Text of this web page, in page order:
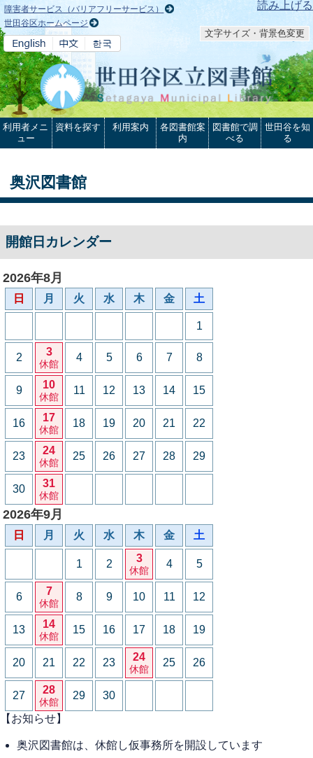
本文へ 読み上げる
障害者サービス（バリアフリーサービス）
世田谷区ホームページ
文字サイズ・背景色変更
利用者メニ
ュー
資料を探す 利用案内
各図書館案
内
図書館で調
べる
世田谷を知
る
奥沢図書館
開館日カレンダー
2026年8月
日 月 火 水 木 金 土
1
2 3
休館
4 5 6 7 8
9 10
休館
11 12 13 14 15
16 17
休館
18 19 20 21 22
23 24
休館
25 26 27 28 29
30 31
休館
2026年9月
日 月 火 水 木 金 土
1 2 3
休館
4 5
6 7
休館
8 9 10 11 12
13 14
休館
15 16 17 18 19
20 21 22 23 24
休館
25 26
27 28
休館
29
30
【お知らせ】
奥沢図書館は、休館し仮事務所を開設しています